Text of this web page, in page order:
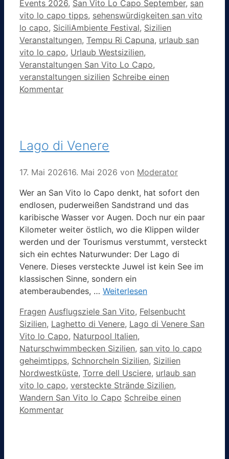
Events 2026, San Vito Lo Capo September, san
vito lo capo tipps, sehenswürdigkeiten san vito
lo capo, SiciliAmbiente Festival, Sizilien
Veranstaltungen, Tempu Ri Capuna, urlaub san
vito lo capo, Urlaub Westsizilien,
Veranstaltungen San Vito Lo Capo,
veranstaltungen sizilien Schreibe einen
Kommentar
Lago di Venere
17. Mai 202616. Mai 2026 von Moderator
Wer an San Vito lo Capo denkt, hat sofort den
endlosen, puderweißen Sandstrand und das
karibische Wasser vor Augen. Doch nur ein paar
Kilometer weiter östlich, wo die Klippen wilder
werden und der Tourismus verstummt, versteckt
sich ein echtes Naturwunder: Der Lago di
Venere. Dieses versteckte Juwel ist kein See im
klassischen Sinne, sondern ein
atemberaubendes, … Weiterlesen
Kategorien
Fragen Schlagwörter
Ausflugsziele San Vito, Felsenbucht
Sizilien, Laghetto di Venere, Lago di Venere San
Vito lo Capo, Naturpool Italien,
Naturschwimmbecken Sizilien, san vito lo capo
geheimtipps, Schnorcheln Sizilien, Sizilien
Nordwestküste, Torre dell Usciere, urlaub san
vito lo capo, versteckte Strände Sizilien,
Wandern San Vito lo Capo Schreibe einen
Kommentar